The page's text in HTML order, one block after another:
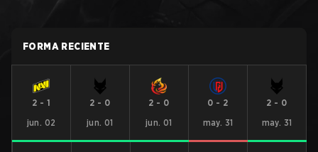
FORMA RECIENTE
2 - 1
jun. 02
2 - 0
jun. 01
2 - 0
jun. 01
0 - 2
may. 31
2 - 0
may. 31